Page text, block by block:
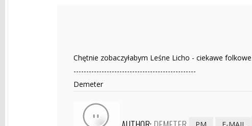
Chętnie zobaczyłabym Leśne Licho - ciekawe
------------------------------------------------
Demeter